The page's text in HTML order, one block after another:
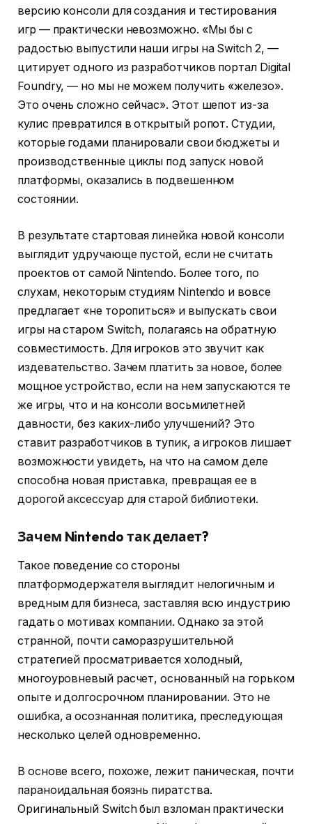
версию консоли для создания и тестирования
игр — практически невозможно. «Мы бы с
радостью выпустили наши игры на Switch 2, —
цитирует одного из разработчиков портал Digital
Foundry, — но мы не можем получить «железо».
Это очень сложно сейчас». Этот шепот из-за
кулис превратился в открытый ропот. Студии,
которые годами планировали свои бюджеты и
производственные циклы под запуск новой
платформы, оказались в подвешенном
состоянии.
В результате стартовая линейка новой консоли
выглядит удручающе пустой, если не считать
проектов от самой Nintendo. Более того, по
слухам, некоторым студиям Nintendo и вовсе
предлагает «не торопиться» и выпускать свои
игры на старом Switch, полагаясь на обратную
совместимость. Для игроков это звучит как
издевательство. Зачем платить за новое, более
мощное устройство, если на нем запускаются те
же игры, что и на консоли восьмилетней
давности, без каких-либо улучшений? Это
ставит разработчиков в тупик, а игроков лишает
возможности увидеть, на что на самом деле
способна новая приставка, превращая ее в
дорогой аксессуар для старой библиотеки.
Зачем Nintendo так делает?
Такое поведение со стороны
платформодержателя выглядит нелогичным и
вредным для бизнеса, заставляя всю индустрию
гадать о мотивах компании. Однако за этой
странной, почти саморазрушительной
стратегией просматривается холодный,
многоуровневый расчет, основанный на горьком
опыте и долгосрочном планировании. Это не
ошибка, а осознанная политика, преследующая
несколько целей одновременно.
В основе всего, похоже, лежит паническая, почти
параноидальная боязнь пиратства.
Оригинальный Switch был взломан практически